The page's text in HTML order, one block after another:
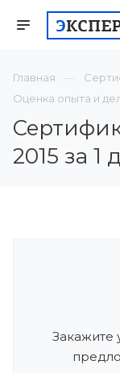
Главная
Оценка опыта и
2015 за 1
Закажите